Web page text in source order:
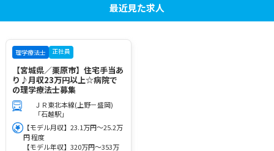
最近見た求人
理学療法士 正社員
【宮城県／栗原市】住宅手当あ
り♪月収23万円以上☆病院で
の理学療法士募集
ＪＲ東北本線(上野－盛岡)
「石越駅」
【モデル月収】23.1万円～25.2万
円 程度
【モデル年収】320万円～353万